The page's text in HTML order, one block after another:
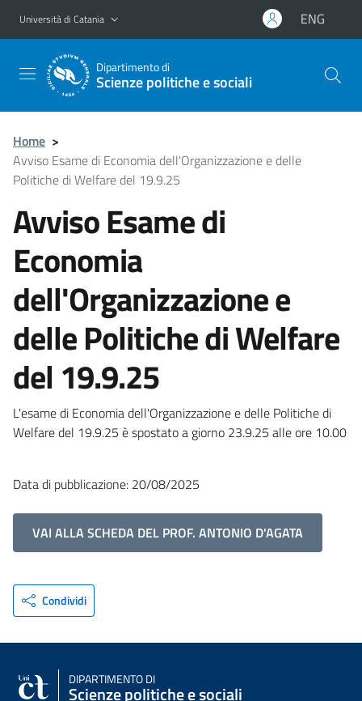
Vai al contenuto principale
Vai al menu di navigazione
Università di Catania ENG
Dipartimento di
Scienze politiche e sociali
Home >
Avviso Esame di Economia dell'Organizzazione e delle
Politiche di Welfare del 19.9.25
Avviso Esame di
Economia
dell'Organizzazione e
delle Politiche di Welfare
del 19.9.25
L'esame di Economia dell'Organizzazione e delle Politiche di
Welfare del 19.9.25 è spostato a giorno 23.9.25 alle ore 10.00
Data di pubblicazione: 20/08/2025
VAI ALLA SCHEDA DEL PROF. ANTONIO D'AGATA
Condividi
DIPARTIMENTO DI
Scienze politiche e sociali